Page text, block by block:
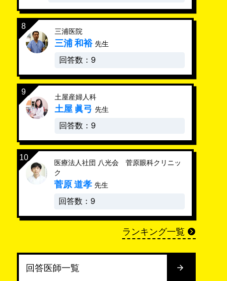
三浦医院
三浦 和裕 先生
回答数：9
土屋産婦人科
土屋 眞弓 先生
回答数：9
医療法人社団 八光会 菅原眼科クリニッ
ク
菅原 道孝 先生
回答数：9
ランキング一覧
回答医師一覧